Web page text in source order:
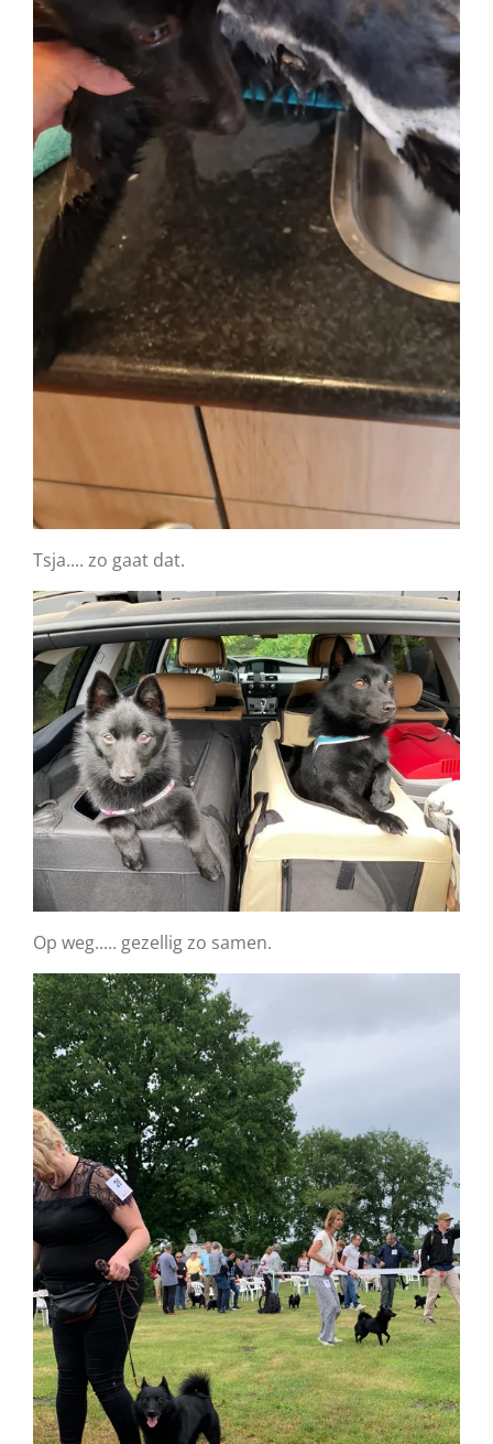
Tsja.... zo gaat dat.
Op weg..... gezellig zo samen.